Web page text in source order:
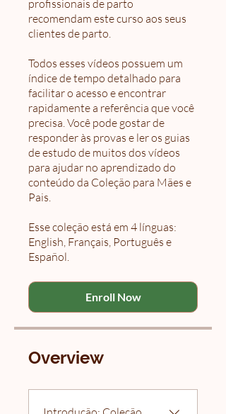
profissionais de parto
recomendam este curso aos seus
clientes de parto.
Todos esses vídeos possuem um
índice de tempo detalhado para
facilitar o acesso e encontrar
rapidamente a referência que você
precisa. Você pode gostar de
responder às provas e ler os guias
de estudo de muitos dos vídeos
para ajudar no aprendizado do
conteúdo da Coleção para Mães e
Pais.
Esse coleção está em 4 línguas:
English, Français, Português e
Español.
Enroll Now
Overview